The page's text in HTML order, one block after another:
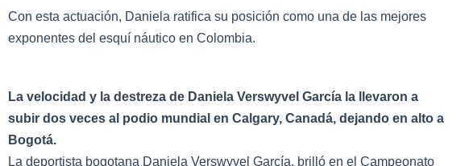
Con esta actuación, Daniela ratifica su posición como una de las mejores
exponentes del esquí náutico en Colombia.
La velocidad y la destreza de Daniela Verswyvel García la llevaron a
subir dos veces al podio mundial en Calgary, Canadá, dejando en alto a
Bogotá.
La deportista bogotana Daniela Verswyvel García, brilló en el Campeonato